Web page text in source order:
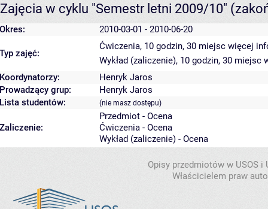
Zajęcia w cyklu "Semestr letni 2009/10"
Okres: 2010-03-01 - 2010-06-20
Typ zajęć:
Ćwiczenia, 10 godzin, 30 miejsc więcej
Wykład (zaliczenie), 10 godzin, 30 miejsc
Koordynatorzy:
Henryk Jaros
Prowadzący grup:
Henryk Jaros
Lista studentów:
(nie masz dostępu)
Zaliczenie:
Przedmiot - Ocena
Ćwiczenia - Ocena
Wykład (zaliczenie) - Ocena
Opisy przedmiotów w USOS
Właścicielem praw